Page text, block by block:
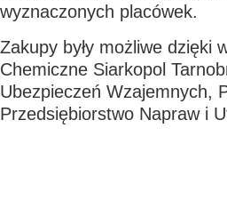
wyznaczonych placówek.
Zakupy były możliwe dzięki
Chemiczne Siarkopol
Ubezpieczeń Wzajemnych,
Przedsiębiorstwo Napraw i